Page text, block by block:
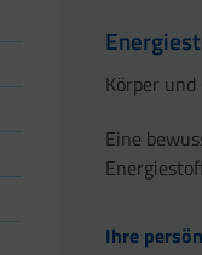
Körper
Eine
Ihre